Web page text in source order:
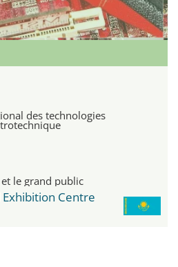
des technologies
le grand public
Centre